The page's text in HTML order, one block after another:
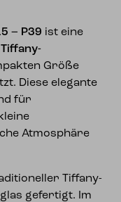
– P39 ist eine
Tiffany-
Größe
Diese elegante
für
Atmosphäre
Tiffany-
gefertigt. Im